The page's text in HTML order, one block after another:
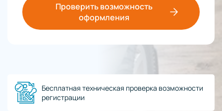
Проверить возможность
оформления
Бесплатная техническая проверка возможности
регистрации